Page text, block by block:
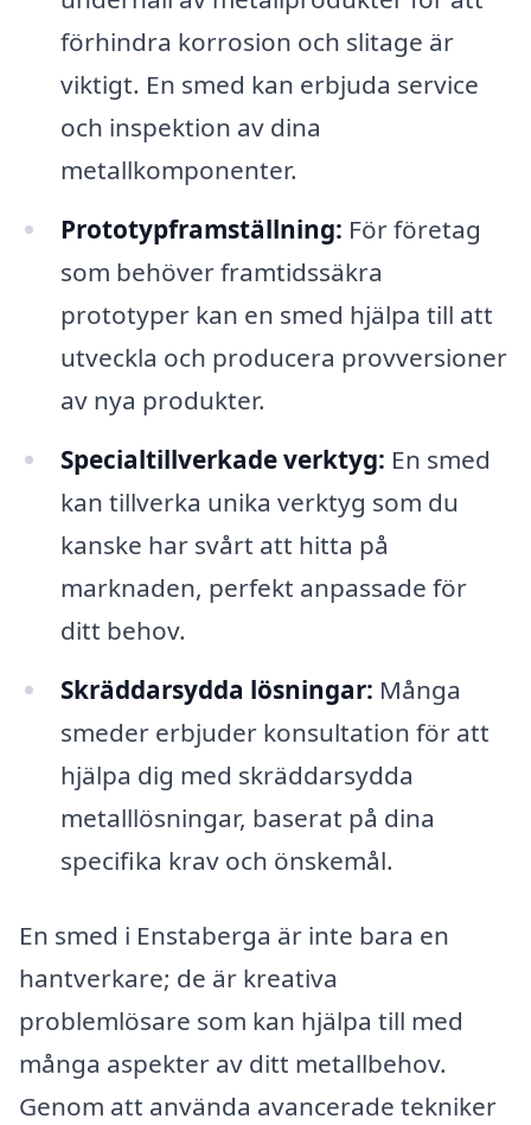
förhindra korrosion och slitage är
viktigt. En smed kan erbjuda service
och inspektion av dina
metallkomponenter.
Prototypframställning: För företag
som behöver framtidssäkra
prototyper kan en smed hjälpa till att
utveckla och producera provversioner
av nya produkter.
Specialtillverkade verktyg: En smed
kan tillverka unika verktyg som du
kanske har svårt att hitta på
marknaden, perfekt anpassade för
ditt behov.
Skräddarsydda lösningar: Många
smeder erbjuder konsultation för att
hjälpa dig med skräddarsydda
metalllösningar, baserat på dina
specifika krav och önskemål.
En smed i Enstaberga är inte bara en
hantverkare; de är kreativa
problemlösare som kan hjälpa till med
många aspekter av ditt metallbehov.
Genom att använda avancerade tekniker